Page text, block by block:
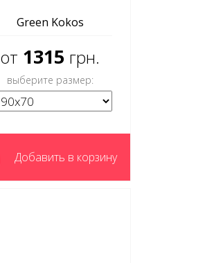
Green Kokos
от 1315 грн.
выберите размер:
Добавить в корзину